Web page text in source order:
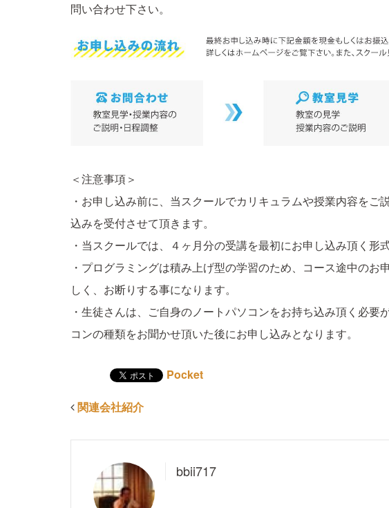
問い合わせ下さい。
＜注意事項＞
・お申し込み前に、当スクールでカリキュラムや授業内容をご
込みを受付させて頂きます。
・当スクールでは、４ヶ月分の受講を最初にお申し込み頂く形
・プログラミングは積み上げ型の学習のため、コース途中の
しく、お断りする事になります。
・生徒さんは、ご自身のノートパソコンをお持ち込み頂く必要
コンの種類をお聞かせ頂いた後にお申し込みとなります。
Pocket
関連会社紹介
bbii717